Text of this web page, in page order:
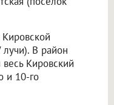
В район
Кировский
и 10-го